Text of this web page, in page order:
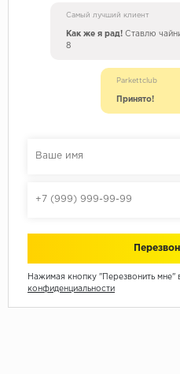
Самый лучший клиент
Как же я рад! Ставлю
8
Parkettclub
Принято!
Нажимая кнопку "Перезвонить мне"
конфиденциальности